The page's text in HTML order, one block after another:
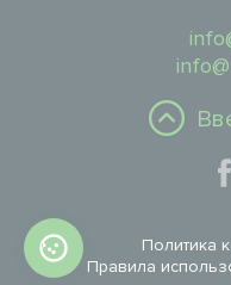
Политика
Правила